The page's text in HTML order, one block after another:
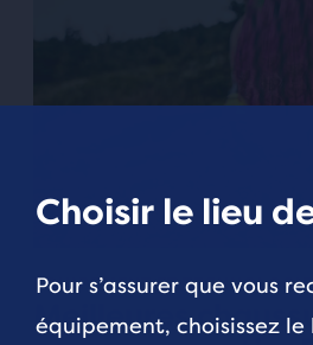
ÉQUIPEMENT ET TECHNOLOGIE
Meilleures
Choisir le lieu
Pour s’assurer que vous
équipement, choisissez